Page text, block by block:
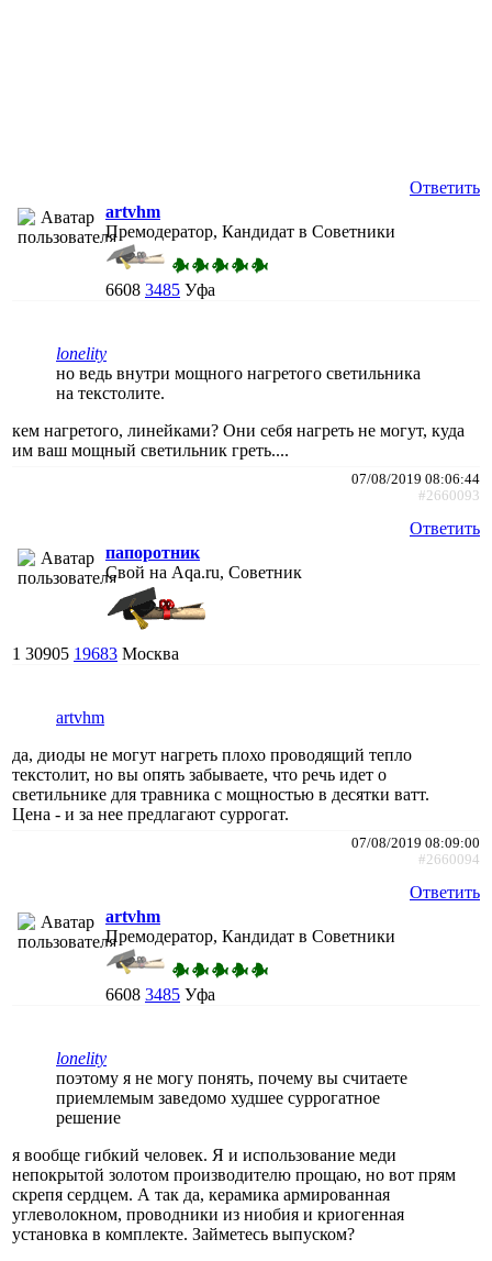
Ответить
artvhm
Премодератор, Кандидат в Советники
6608 3485 Уфа
lonelity
но ведь внутри мощного нагретого светильника
на текстолите.
кем нагретого, линейками? Они себя нагреть не могут, куда
им ваш мощный светильник греть....
07/08/2019 08:06:44
#2660093
Ответить
папоротник
Свой на Aqa.ru, Советник
1 30905 19683 Москва
artvhm
да, диоды не могут нагреть плохо проводящий тепло
текстолит, но вы опять забываете, что речь идет о
светильнике для травника с мощностью в десятки ватт.
Цена - и за нее предлагают суррогат.
07/08/2019 08:09:00
#2660094
Ответить
artvhm
Премодератор, Кандидат в Советники
6608 3485 Уфа
lonelity
поэтому я не могу понять, почему вы считаете
приемлемым заведомо худшее суррогатное
решение
я вообще гибкий человек. Я и использование меди
непокрытой золотом производителю прощаю, но вот прям
скрепя сердцем. А так да, керамика армированная
углеволокном, проводники из ниобия и криогенная
установка в комплекте. Займетесь выпуском?